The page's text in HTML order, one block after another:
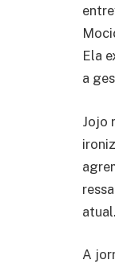
Ela
a
Jojo
atual.
A